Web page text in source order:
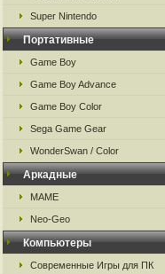
Super Nintendo
Портативные
Game Boy
Game Boy Advance
Game Boy Color
Sega Game Gear
WonderSwan / Color
Аркадные
MAME
Neo-Geo
Компьютеры
Современные Игры для ПК